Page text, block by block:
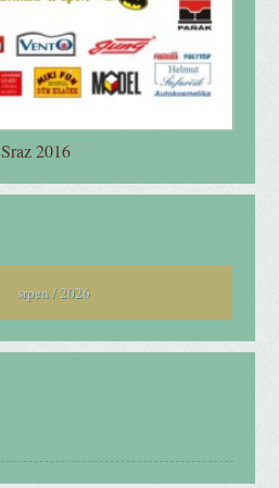
Sraz 2016
srpen / 2026